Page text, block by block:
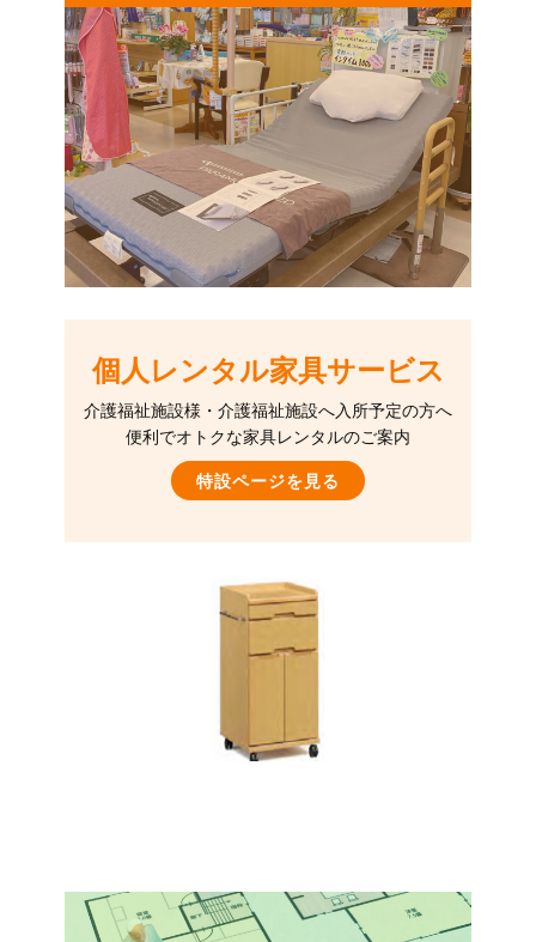
個人レンタル家具サービス
介護福祉施設様・介護福祉施設へ入所予定の方へ
便利でオトクな家具レンタルのご案内
特設ページを見る